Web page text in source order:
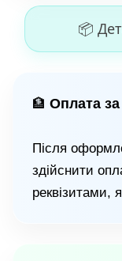
📦
🏦 Оплата за
Після
здійснити
реквізитами,